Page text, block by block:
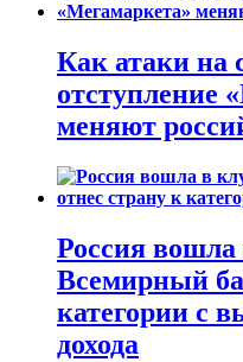
Как атаки на
отступление
меняют
Россия вошла
Всемирный
категории с
дохода